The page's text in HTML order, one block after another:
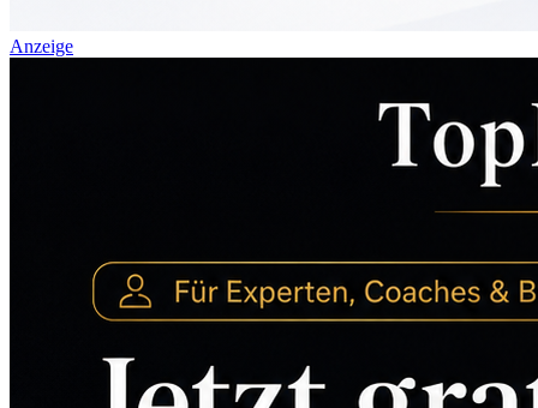
Anzeige